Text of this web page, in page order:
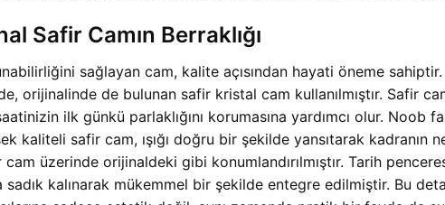
Safir Camın Berraklığı
sağlayan cam, kalite açısından hayati öneme
orijinalinde de bulunan safir kristal cam kullanılmıştır. Safir
ilk günkü parlaklığını korumasına yardımcı olur. Noob
kaliteli safir cam, ışığı doğru bir şekilde yansıtarak kadranın
üzerinde orijinaldeki gibi konumlandırılmıştır. Tarih
kalınarak mükemmel bir şekilde entegre edilmiştir. Bu